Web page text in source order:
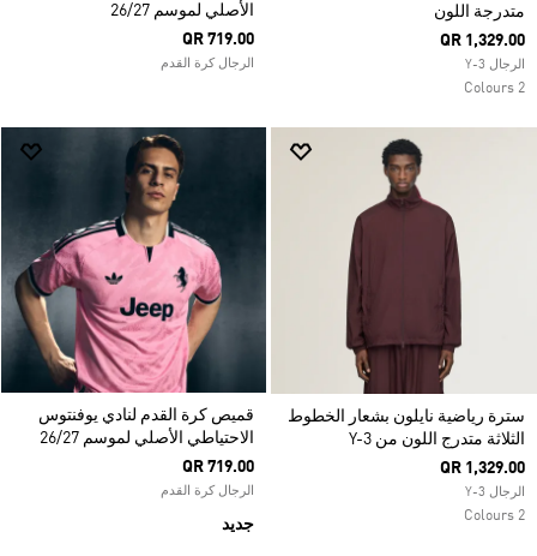
متدرجة اللون
QR 1,329.00
الرجال Y-3
2 Colours
الأصلي لموسم 26/27
QR 719.00
الرجال كرة القدم
سترة رياضية نايلون بشعار الخطوط
الثلاثة متدرج اللون من Y-3
QR 1,329.00
الرجال Y-3
2 Colours
قميص كرة القدم لنادي يوفنتوس
الاحتياطي الأصلي لموسم 26/27
QR 719.00
الرجال كرة القدم
جديد